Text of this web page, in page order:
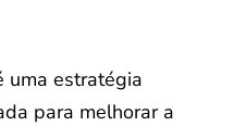
uma estratégia
para melhorar a